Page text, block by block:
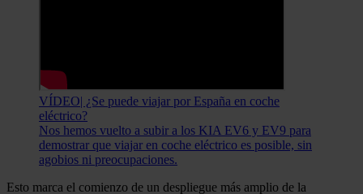
VÍDEO| ¿Se puede viajar por España en coche
eléctrico?
Nos hemos vuelto a subir a los KIA EV6 y EV9 para
demostrar que viajar en coche eléctrico es posible, sin
agobios ni preocupaciones.
Esto marca el comienzo de un despliegue más amplio de la